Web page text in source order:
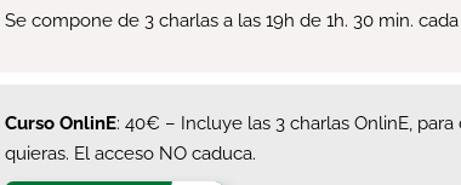
Se compone de 3 charlas a las 19h de 1h. 30 min.
Curso OnlinE: 40€ – Incluye las 3 charlas OnlinE,
quieras. El acceso NO caduca.